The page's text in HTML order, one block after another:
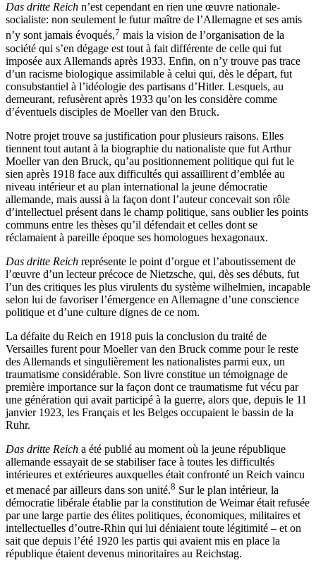
Das dritte Reich n’est cependant en rien une œuvre nationale-
socialiste: non seulement le futur maître de l’Allemagne et ses amis
n’y sont jamais évoqués,7 mais la vision de l’organisation de la
société qui s’en dégage est tout à fait différente de celle qui fut
imposée aux Allemands après 1933. Enfin, on n’y trouve pas trace
d’un racisme biologique assimilable à celui qui, dès le départ, fut
consubstantiel à l’idéologie des partisans d’Hitler. Lesquels, au
demeurant, refusèrent après 1933 qu’on les considère comme
d’éventuels disciples de Moeller van den Bruck.
Notre projet trouve sa justification pour plusieurs raisons. Elles
tiennent tout autant à la biographie du nationaliste que fut Arthur
Moeller van den Bruck, qu’au positionnement politique qui fut le
sien après 1918 face aux difficultés qui assaillirent d’emblée au
niveau intérieur et au plan international la jeune démocratie
allemande, mais aussi à la façon dont l’auteur concevait son rôle
d’intellectuel présent dans le champ politique, sans oublier les points
communs entre les thèses qu’il défendait et celles dont se
réclamaient à pareille époque ses homologues hexagonaux.
Das dritte Reich représente le point d’orgue et l’aboutissement de
l’œuvre d’un lecteur précoce de Nietzsche, qui, dès ses débuts, fut
l’un des critiques les plus virulents du système wilhelmien, incapable
selon lui de favoriser l’émergence en Allemagne d’une conscience
politique et d’une culture dignes de ce nom.
La défaite du Reich en 1918 puis la conclusion du traité de
Versailles furent pour Moeller van den Bruck comme pour le reste
des Allemands et singulièrement les nationalistes parmi eux, un
traumatisme considérable. Son livre constitue un témoignage de
première importance sur la façon dont ce traumatisme fut vécu par
une génération qui avait participé à la guerre, alors que, depuis le 11
janvier 1923, les Français et les Belges occupaient le bassin de la
Ruhr.
Das dritte Reich a été publié au moment où la jeune république
allemande essayait de se stabiliser face à toutes les difficultés
intérieures et extérieures auxquelles était confronté un Reich vaincu
et menacé par ailleurs dans son unité.8 Sur le plan intérieur, la
démocratie libérale établie par la constitution de Weimar était refusée
par une large partie des élites politiques, économiques, militaires et
intellectuelles d’outre-Rhin qui lui déniaient toute légitimité – et on
sait que depuis l’été 1920 les partis qui avaient mis en place la
république étaient devenus minoritaires au Reichstag.